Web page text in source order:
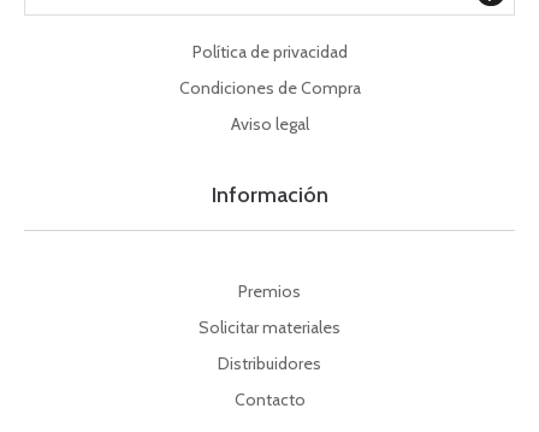
Política de privacidad
Condiciones de Compra
Aviso legal
Información
Premios
Solicitar materiales
Distribuidores
Contacto